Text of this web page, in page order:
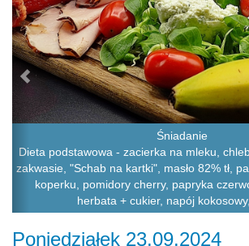
Śniadanie
Dieta podstawowa - zacierka na mleku,
zakwasie, "Schab na kartki", masło 82% tł,
koperku, pomidory cherry, papryka
herbata + cukier, napój
Poniedziałek 23.09.2024